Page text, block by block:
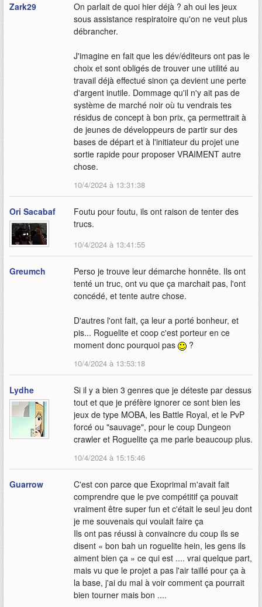
Zark29
On parlait de quoi hier déjà ? ah oui les jeux
sous assistance respiratoire qu'on ne veut plus
débrancher.
J'imagine en fait que les dév/éditeurs ont pas le
choix et sont obligés de trouver une utilité au
travail déjà effectué sinon ça devient une perte
d'argent inutile. Dommage qu'il n'y ait pas de
système de marché noir où tu vendrais tes
résidus de concept à bon prix, ça permettrait à
de jeunes de développeurs de partir sur des
bases de départ et à l'initiateur du projet une
sortie rapide pour proposer VRAIMENT autre
chose.
10/4/2024 à 13:31:38
Ori Sacabaf
Foutu pour foutu, ils ont raison de tenter des
trucs.
10/4/2024 à 13:41:55
Greumch
Perso je trouve leur démarche honnête. Ils ont
tenté un truc, ont vu que ça marchait pas, l'ont
concédé, et tente autre chose.
D'autres l'ont fait, ça leur a porté bonheur, et
pis... Roguelite et coop c'est porteur en ce
moment donc pourquoi pas
?
10/4/2024 à 13:53:18
Lydhe
Si il y a bien 3 genres que je déteste par dessus
tout et que je préfère ignorer ce sont bien les
jeux de type MOBA, les Battle Royal, et le PvP
forcé ou "sauvage", pour le coup Dungeon
crawler et Roguelite ça me parle beaucoup plus.
10/4/2024 à 15:15:46
Guarrow
C'est con parce que Exoprimal m'avait fait
comprendre que le pve compétitif ça pouvait
vraiment être super fun et c'était le seul jeu dont
je me souvenais qui voulait faire ça
Ils ont pas réussi à convaincre du coup ils se
disent « bon bah un roguelite hein, les gens ils
aiment bien ça » ce qui est .... vrai quelque part,
mais vu que le projet a pas l'air taillé pour ça à
la base, j'ai du mal à voir comment ça pourrait
bien tourner mais bon ....